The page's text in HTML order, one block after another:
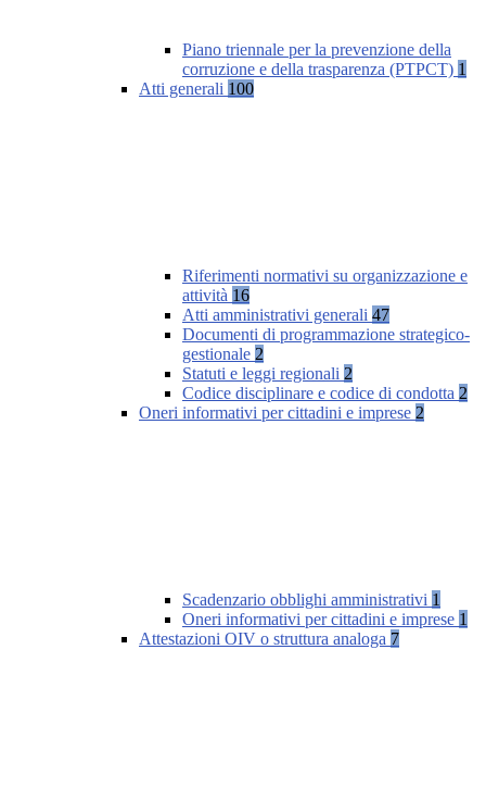
Piano triennale per la prevenzione della
corruzione e della trasparenza (PTPCT) 1
Atti generali 100
Riferimenti normativi su organizzazione e
attività 16
Atti amministrativi generali 47
Documenti di programmazione strategico-
gestionale 2
Statuti e leggi regionali 2
Codice disciplinare e codice di condotta 2
Oneri informativi per cittadini e imprese 2
Scadenzario obblighi amministrativi 1
Oneri informativi per cittadini e imprese 1
Attestazioni OIV o struttura analoga 7